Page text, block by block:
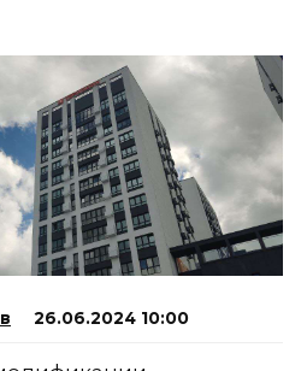
26.06.2024 10:00